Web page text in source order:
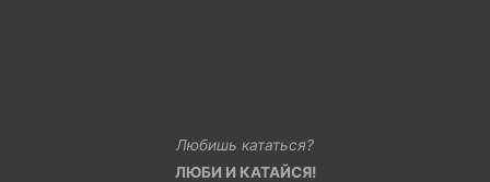
Любишь кататься?
ЛЮБИ И КАТАЙСЯ!